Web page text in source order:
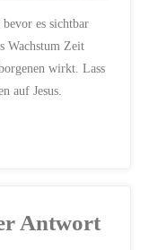
es sichtbar
Wachstum Zeit
wirkt. Lass
auf Jesus.
Antwort